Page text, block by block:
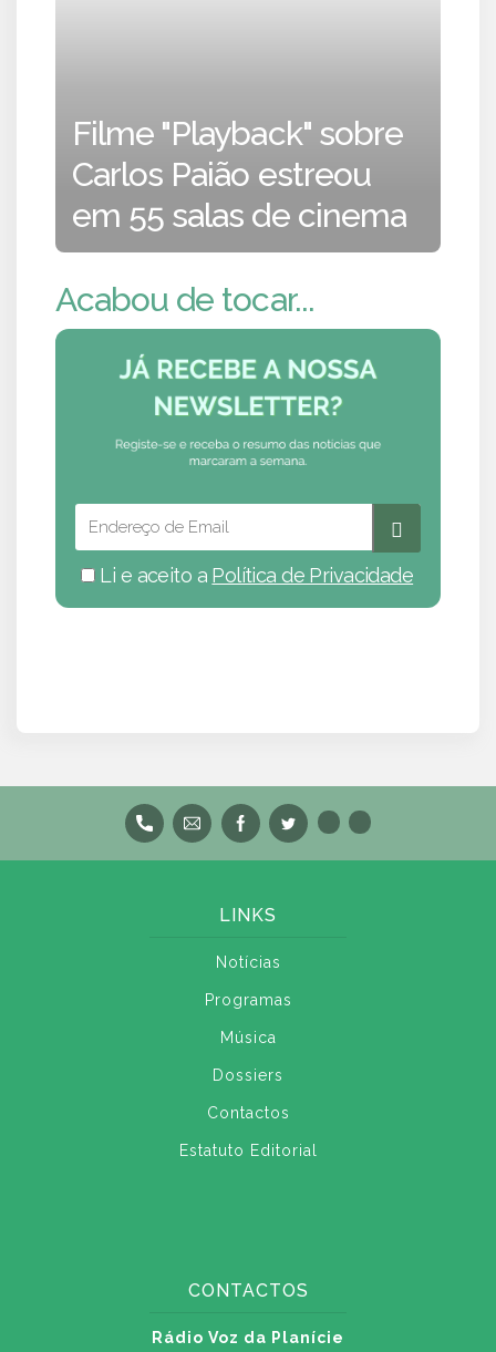
Filme "Playback" sobre
Carlos Paião estreou
em 55 salas de cinema
Acabou de tocar...
Li e aceito a Política de Privacidade
LINKS
Notícias
Programas
Música
Dossiers
Contactos
Estatuto Editorial
CONTACTOS
Rádio Voz da Planície